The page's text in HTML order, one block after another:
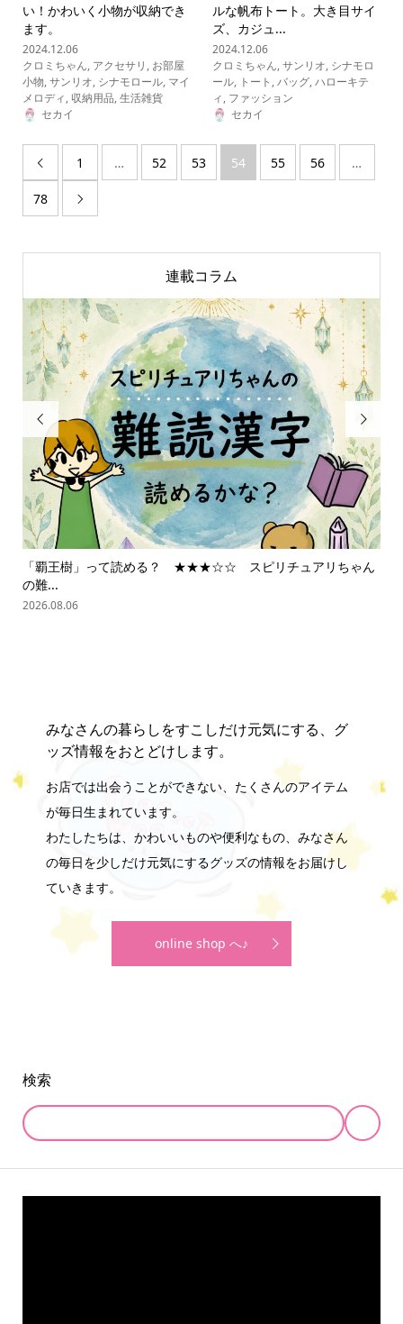
い！かわいく小物が収納でき
ます。
2024.12.06
クロミちゃん, アクセサリ , お部屋
小物,サンリオ, シナモロール, マイ
メロディ, 収納用品,生活雑貨
セカイ
ルな帆布トート。大き目サイ
ズ、カジュ...
2024.12.06
クロミちゃん,サンリオ, シナモロ
ール, トート ,バッグ,ハローキテ
ィ, ファッション
セカイ
 1 … 52 53 54 55 56 …
78 
連載コラム

「覇王樹」って読める？ ★★★☆☆ スピリチュアリちゃん
の難...
2026.08.06

みなさんの暮らしをすこしだけ元気にする、グ
ッズ情報をおとどけします。
お店では出会うことができない、たくさんのアイテム
が毎日生まれています。
わたしたちは、かわいいものや便利なもの、みなさん
の毎日を少しだけ元気にするグッズの情報をお届けし
ていきます。
online shop へ♪
検索